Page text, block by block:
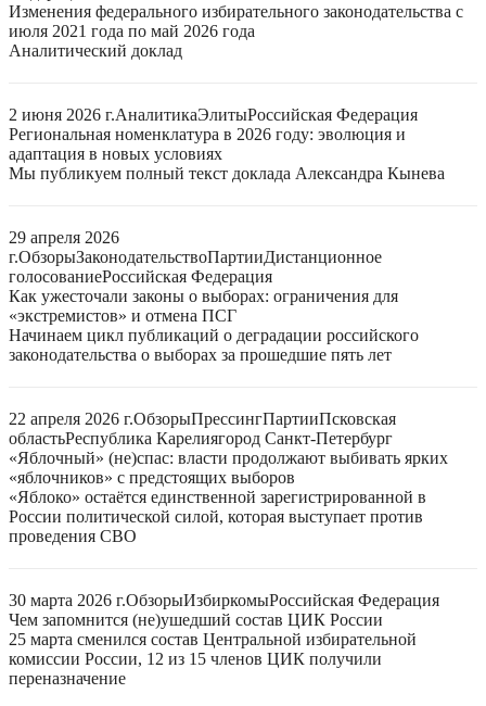
Изменения федерального избирательного законодательства с
июля 2021 года по май 2026 года
Аналитический доклад
2 июня 2026 г.АналитикаЭлитыРоссийская Федерация
Региональная номенклатура в 2026 году: эволюция и
адаптация в новых условиях
Мы публикуем полный текст доклада Александра Кынева
29 апреля 2026
г.ОбзорыЗаконодательствоПартииДистанционное
голосованиеРоссийская Федерация
Как ужесточали законы о выборах: ограничения для
«экстремистов» и отмена ПСГ
Начинаем цикл публикаций о деградации российского
законодательства о выборах за прошедшие пять лет
22 апреля 2026 г.ОбзорыПрессингПартииПсковская
областьРеспублика Карелиягород Санкт-Петербург
«Яблочный» (не)спас: власти продолжают выбивать ярких
«яблочников» с предстоящих выборов
«Яблоко» остаётся единственной зарегистрированной в
России политической силой, которая выступает против
проведения СВО
30 марта 2026 г.ОбзорыИзбиркомыРоссийская Федерация
Чем запомнится (не)ушедший состав ЦИК России
25 марта сменился состав Центральной избирательной
комиссии России, 12 из 15 членов ЦИК получили
переназначение